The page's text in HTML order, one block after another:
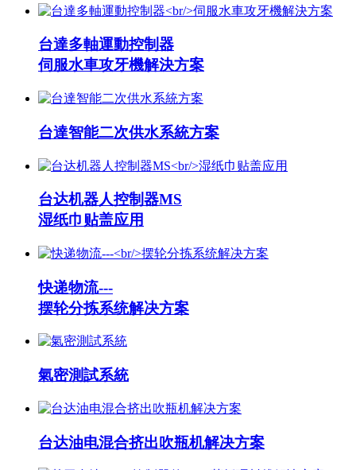
台達多軸運動控制器
伺服水車攻牙機解決方案
台達智能二次供水系統方案
台达机器人控制器MS
湿纸巾贴盖应用
快递物流---
摆轮分拣系统解决方案
氣密測試系統
台达油电混合挤出吹瓶机解决方案